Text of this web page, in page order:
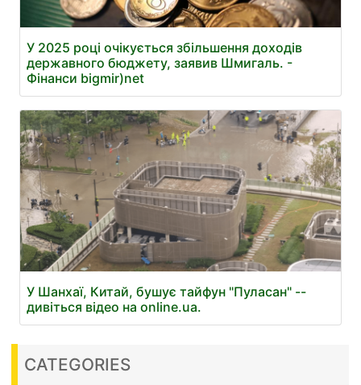
У 2025 році очікується збільшення доходів
державного бюджету, заявив Шмигаль. -
Фінанси bigmir)net
У Шанхаї, Китай, бушує тайфун "Пуласан" --
дивіться відео на online.ua.
CATEGORIES